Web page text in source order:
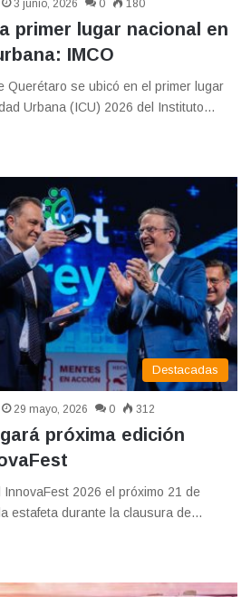
3 junio, 2026 0 180
primer lugar nacional en
IMCO
Querétaro se ubicó en el primer lugar
Urbana (ICU) 2026 del Instituto…
Destacadas
29 mayo, 2026 0 312
próxima edición
2026 el próximo 21 de
estafeta durante la clausura de…